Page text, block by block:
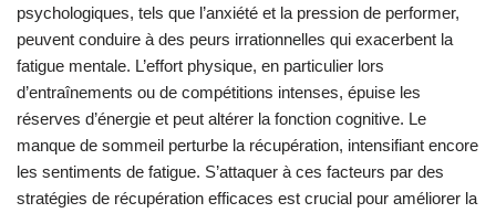
psychologiques, tels que l’anxiété et la pression de performer,
peuvent conduire à des peurs irrationnelles qui exacerbent la
fatigue mentale. L’effort physique, en particulier lors
d’entraînements ou de compétitions intenses, épuise les
réserves d’énergie et peut altérer la fonction cognitive. Le
manque de sommeil perturbe la récupération, intensifiant encore
les sentiments de fatigue. S’attaquer à ces facteurs par des
stratégies de récupération efficaces est crucial pour améliorer la